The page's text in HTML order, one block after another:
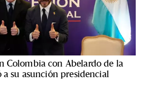
Colombia con Abelardo de la
a su asunción presidencial